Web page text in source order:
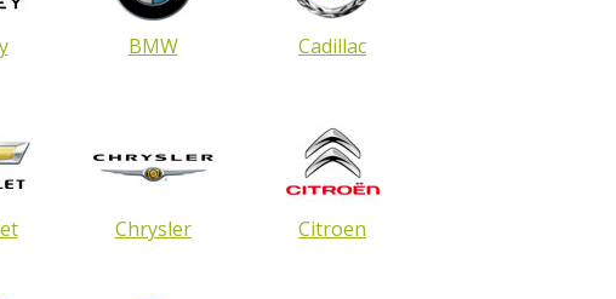
BMW Cadillac
Chrysler Citroen